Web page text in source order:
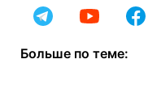
Больше по теме: